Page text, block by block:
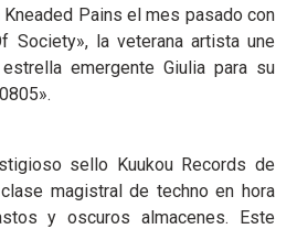
Pains el mes pasado con
Society», la veterana artista une
emergente Giulia para su
sello Kuukou Records de
magistral de techno en hora
y oscuros almacenes. Este